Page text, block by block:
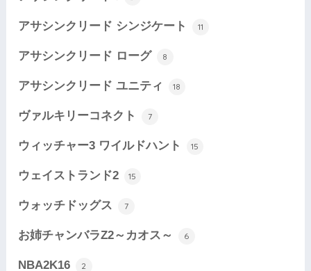
アサシンクリード シンジケート 11
アサシンクリード ローグ 8
アサシンクリード ユニティ 18
ヴァルキリーコネクト 7
ウィッチャー3 ワイルドハント 15
ウェイストランド2 15
ウォッチドッグス 7
お姉チャンバラZ2～カオス～ 6
NBA2K16 2